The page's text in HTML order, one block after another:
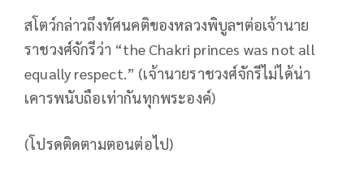
สโตว์กล่าวถึงทัศนคติของหลวงพิบูลฯต่อเจ้านาย
ราชวงศ์จักรีว่า “the Chakri princes was not all
equally respect.” (เจ้านายราชวงศ์จักรีไม่ได้น่า
เคารพนับถือเท่ากันทุกพระองค์)
(โปรดติดตามตอนต่อไป)